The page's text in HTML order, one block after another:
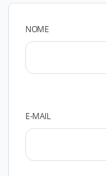
NOME
E-MAIL